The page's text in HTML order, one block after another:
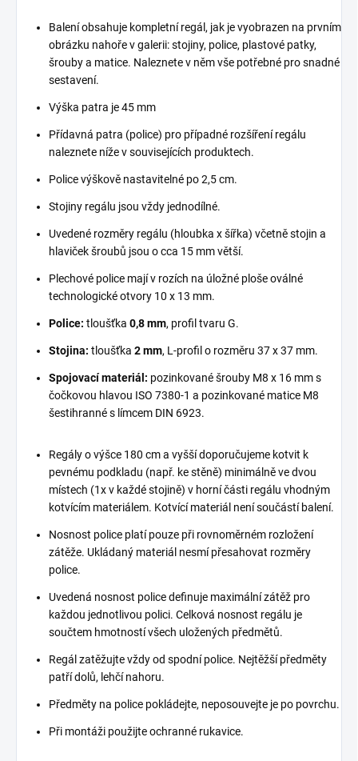
Balení obsahuje kompletní regál, jak je vyobrazen na prvním
obrázku nahoře v galerii: stojiny, police, plastové patky,
šrouby a matice. Naleznete v něm vše potřebné pro snadné
sestavení.
Výška patra je 45 mm
Přídavná patra (police) pro případné rozšíření regálu
naleznete níže v souvisejících produktech.
Police výškově nastavitelné po 2,5 cm.
Stojiny regálu jsou vždy jednodílné.
Uvedené rozměry regálu (hloubka x šířka) včetně stojin a
hlaviček šroubů jsou o cca 15 mm větší.
Plechové police mají v rozích na úložné ploše oválné
technologické otvory 10 x 13 mm.
Police: tloušťka 0,8 mm, profil tvaru G.
Stojina: tloušťka 2 mm, L-profil o rozměru 37 x 37 mm.
Spojovací materiál: pozinkované šrouby M8 x 16 mm s
čočkovou hlavou ISO 7380-1 a pozinkované matice M8
šestihranné s límcem DIN 6923.
Regály o výšce 180 cm a vyšší doporučujeme kotvit k
pevnému podkladu (např. ke stěně) minimálně ve dvou
místech (1x v každé stojině) v horní části regálu vhodným
kotvícím materiálem. Kotvící materiál není součástí balení.
Nosnost police platí pouze při rovnoměrném rozložení
zátěže. Ukládaný materiál nesmí přesahovat rozměry
police.
Uvedená nosnost police definuje maximální zátěž pro
každou jednotlivou polici. Celková nosnost regálu je
součtem hmotností všech uložených předmětů.
Regál zatěžujte vždy od spodní police. Nejtěžší předměty
patří dolů, lehčí nahoru.
Předměty na police pokládejte, neposouvejte je po povrchu.
Při montáži použijte ochranné rukavice.